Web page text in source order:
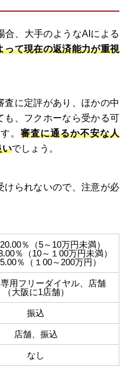
合、大手のようなAIによる
って現在の返済能力が重視
査に定評があり、ほかの中
も、フクホーなら受かる可
。 審査に通るか不安な人
いでしょう。
けられないので、注意が必
％（5～10万円未満）
％（10～１00万円未満）
％（１00～200万円）
用フリーダイヤル、店舗
（大阪に1店舗）
振込
店舗、振込
なし